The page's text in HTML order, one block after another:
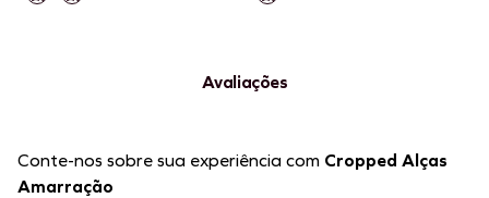
Avaliações
Conte-nos sobre sua experiência com Cropped Alças
Amarração